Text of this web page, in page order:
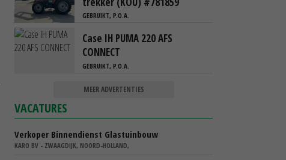
GEBRUIKT, P.O.A.
Case IH PUMA 220 AFS
CONNECT
GEBRUIKT, P.O.A.
MEER ADVERTENTIES
VACATURES
Verkoper Binnendienst Glastuinbouw
KARO BV - ZWAAGDIJK, NOORD-HOLLAND,